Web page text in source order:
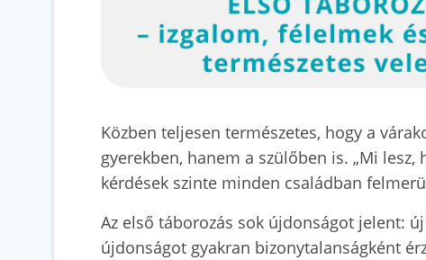
Közben teljesen természetes, hogy a
gyerekben, hanem a szülőben is. „Mi lesz,
kérdések szinte minden családban
Az első táborozás sok újdonságot jelent:
újdonságot gyakran bizonytalanságként